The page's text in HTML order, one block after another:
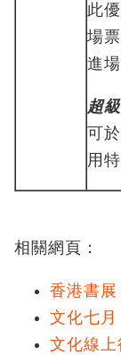
此
場
進
超
可
用
相關網頁：
香港書展
文化七月
文化線上